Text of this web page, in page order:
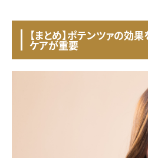
【まとめ】ポテンツァの効
ケアが重要